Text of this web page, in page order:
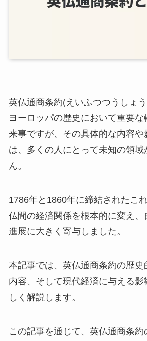
英仏通商条約(えいふつつうしょう
ヨーロッパの歴史において重要な
来事ですが、その具体的な内容や
は、多くの人にとって未知の領域
ん。
1786年と1860年に締結されたこ
仏間の経済関係を根本的に変え、
進展に大きく寄与しました。
本記事では、英仏通商条約の歴史
内容、そして現代経済に与える影
しく解説します。
この記事を通じて、英仏通商条約